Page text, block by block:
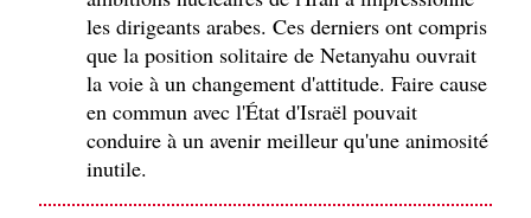
les dirigeants arabes. Ces derniers ont compris
que la position solitaire de Netanyahu ouvrait
la voie à un changement d'attitude. Faire cause
en commun avec l'État d'Israël pouvait
conduire à un avenir meilleur qu'une animosité
inutile.